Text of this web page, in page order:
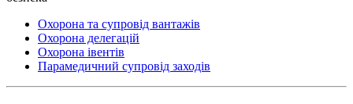
Охорона та супровід вантажів
Охорона делегацій
Охорона івентів
Парамедичний супровід заходів